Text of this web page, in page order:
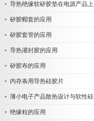
导热绝缘软矽胶垫在电源产品上
矽胶帽套的应用
矽胶套管的应用
导热灌封胶的应用
矽胶布的应用
内存条用导热硅胶片
薄小电子产品散热设计与软性硅
绝缘粒的应用